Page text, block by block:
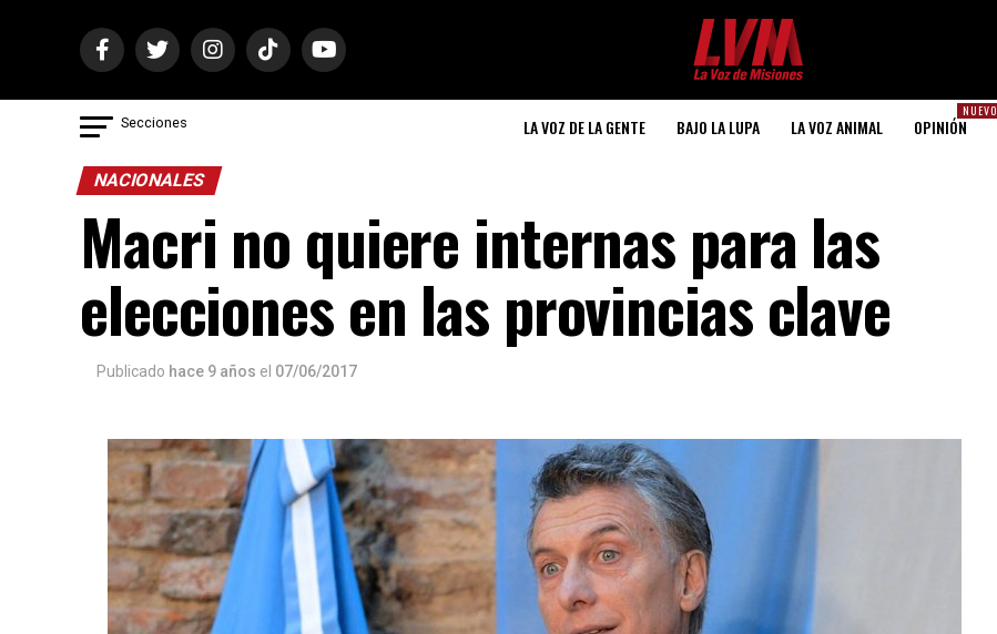
Secciones LA VOZ DE LA GENTE BAJO LA LUPA LA VOZ ANIMAL
NUEVO
OPINIÓN
NACIONALES
Macri no quiere internas para las
elecciones en las provincias clave
Publicado hace 9 años el 07/06/2017